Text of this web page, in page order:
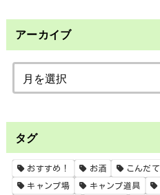
アーカイブ
タグ
おすすめ！ お酒 こんだて
キャンプ場 キャンプ道具